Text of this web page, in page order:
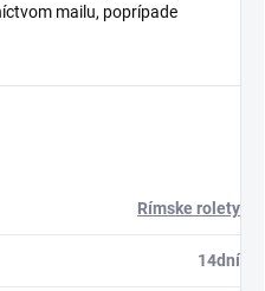
mailu, poprípade
Rímske rolety
14dní